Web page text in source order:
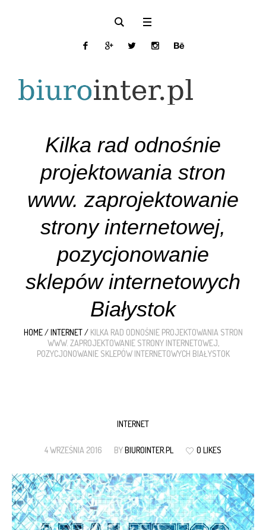
Kilka rad odnośnie
projektowania stron
www. zaprojektowanie
strony internetowej,
pozycjonowanie
sklepów internetowych
Białystok
HOME /INTERNET / KILKA RAD ODNOŚNIE PROJEKTOWANIA STRON
WWW. ZAPROJEKTOWANIE STRONY INTERNETOWEJ,
POZYCJONOWANIE SKLEPÓW INTERNETOWYCH BIAŁYSTOK
INTERNET
4 WRZEŚNIA 2016 BYBIUROINTER.PL 0 LIKES